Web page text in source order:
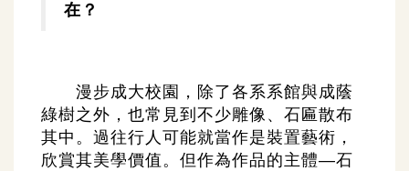
在？
漫步成大校園，除了各系系館與成蔭
綠樹之外，也常見到不少雕像、石匾散布
其中。過往行人可能就當作是裝置藝術，
欣賞其美學價值。但作為作品的主體—石